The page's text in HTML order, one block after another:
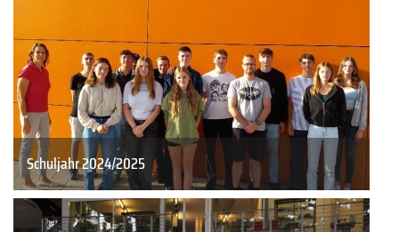
Schuljahr 2024/2025